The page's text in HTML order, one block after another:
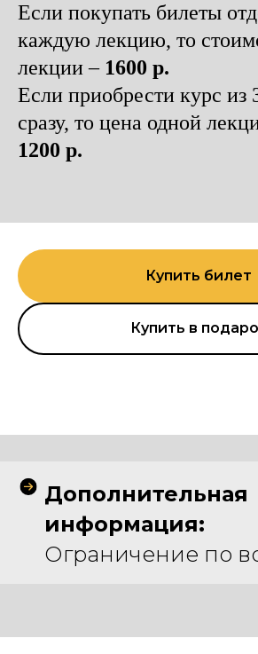
Если покупать билеты
каждую лекцию, то
лекции – 1600 р.
Если приобрести курс из
сразу, то цена одной
1200 р.
Купить билет
Купить в
Дополнительная
информация:
Ограничение по